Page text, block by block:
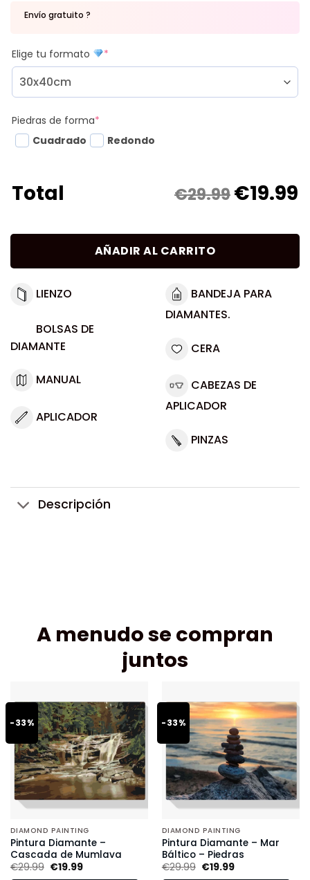
Envío gratuito ?
Elige tu formato *
Piedras de forma*
Cuadrado
Redondo
Total €29.99€19.99
AÑADIR AL CARRITO
LIENZO
BOLSAS DE
DIAMANTE
MANUAL
APLICADOR
BANDEJA PARA
DIAMANTES.
CERA
CABEZAS DE
APLICADOR
PINZAS
Descripción
A menudo se compran
juntos
-33%
DIAMOND PAINTING
Pintura Diamante –
Cascada de Mumlava
€29.99 €19.99
-33%
DIAMOND PAINTING
Pintura Diamante – Mar
Báltico – Piedras
€29.99 €19.99